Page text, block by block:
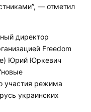
— отметил
директор
Freedom
Юрий Юркевич
участия режима
украинских